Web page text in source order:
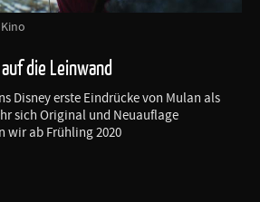
die Leinwand
Disney erste Eindrücke von Mulan als
sich Original und Neuauflage
wir ab Frühling 2020